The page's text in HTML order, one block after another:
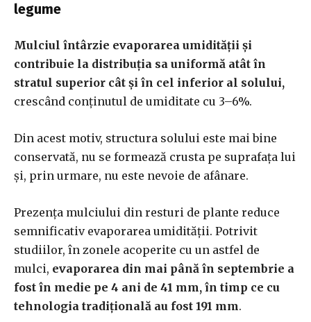
legume
Mulciul întârzie evaporarea umidității și
contribuie la distribuția sa uniformă atât în ​​
stratul superior cât și în cel inferior al solului,
crescând conținutul de umiditate cu 3–6%.
Din acest motiv, structura solului este mai bine
conservată, nu se formează crusta pe suprafața lui
și, prin urmare, nu este nevoie de afânare.
Prezența mulciului din resturi de plante reduce
semnificativ evaporarea umidității. Potrivit
studiilor, în zonele acoperite cu un astfel de
mulci, evaporarea din mai până în septembrie a
fost în medie pe 4 ani de 41 mm, în timp ce cu
tehnologia tradițională au fost 191 mm.